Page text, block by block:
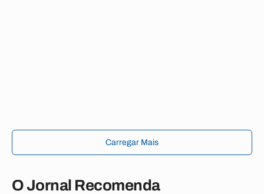
Carregar Mais
O Jornal Recomenda